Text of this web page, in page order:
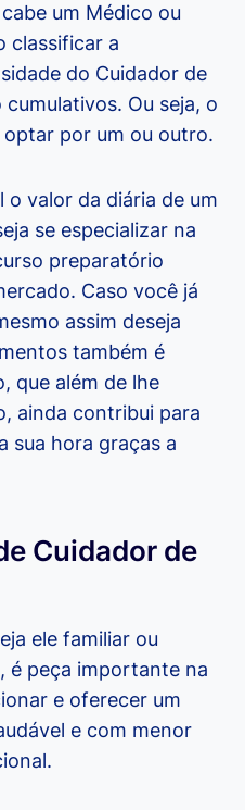
cabe um Médico ou
classificar a
do Cuidador de
Ou seja, o
por um ou outro.
o valor da diária de um
se especializar na
preparatório
Caso você já
assim deseja
também é
que além de lhe
ainda contribui para
sua hora graças a
Cuidador de
ele familiar ou
é peça importante na
e oferecer um
e com menor